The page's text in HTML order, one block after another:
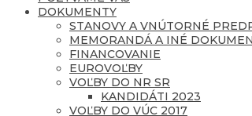
DOKUMENTY
STANOVY A VNÚTORNÉ
MEMORANDÁ A INÉ
FINANCOVANIE
EUROVOĽBY
VOĽBY DO NR SR
KANDIDÁTI 2023
VOĽBY DO VÚC 2017